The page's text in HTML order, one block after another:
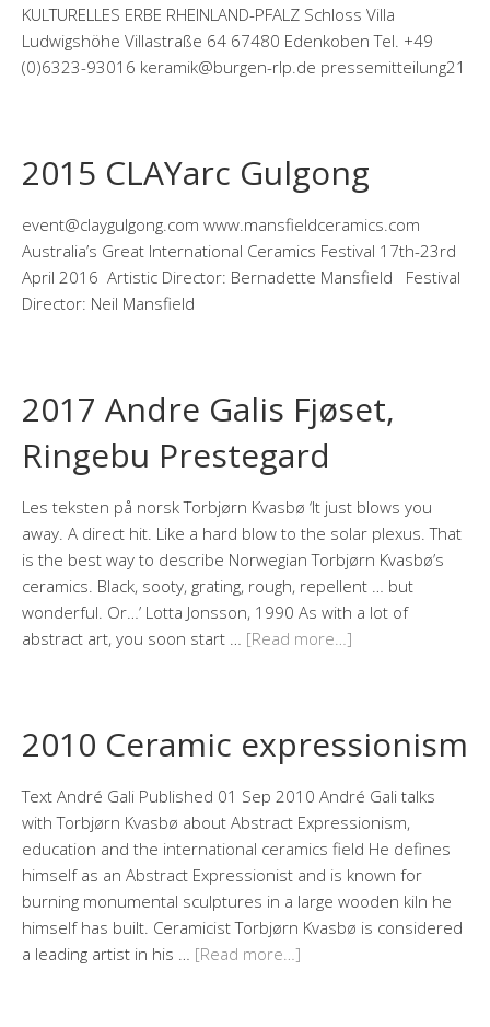
KULTURELLES ERBE RHEINLAND-PFALZ Schloss Villa
Ludwigshöhe Villastraße 64 67480 Edenkoben Tel. +49
(0)6323-93016 keramik@burgen-rlp.de pressemitteilung21
2015 CLAYarc Gulgong
event@claygulgong.com www.mansfieldceramics.com
Australia’s Great International Ceramics Festival 17th-23rd
April 2016 Artistic Director: Bernadette Mansfield Festival
Director: Neil Mansfield
2017 Andre Galis Fjøset,
Ringebu Prestegard
Les teksten på norsk Torbjørn Kvasbø ‘It just blows you
away. A direct hit. Like a hard blow to the solar plexus. That
is the best way to describe Norwegian Torbjørn Kvasbø’s
ceramics. Black, sooty, grating, rough, repellent … but
wonderful. Or…’ Lotta Jonsson, 1990 As with a lot of
abstract art, you soon start … [Read more…]
2010 Ceramic expressionism
Text André Gali Published 01 Sep 2010 André Gali talks
with Torbjørn Kvasbø about Abstract Expressionism,
education and the international ceramics field He defines
himself as an Abstract Expressionist and is known for
burning monumental sculptures in a large wooden kiln he
himself has built. Ceramicist Torbjørn Kvasbø is considered
a leading artist in his … [Read more…]